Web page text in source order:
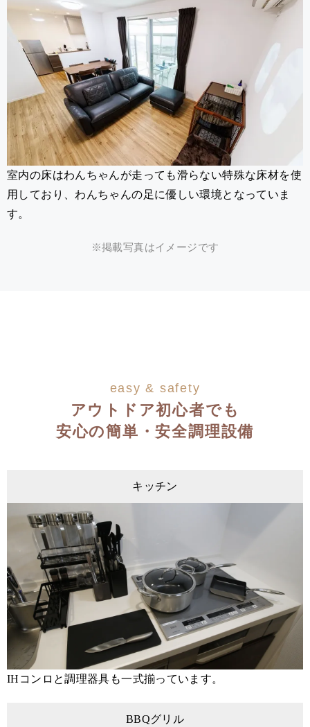
室内の床はわんちゃんが走っても滑らない特殊な床材を使
用しており、わんちゃんの足に優しい環境となっていま
す。
※掲載写真はイメージです
easy & safety
アウトドア初心者でも
安心の簡単・安全調理設備
キッチン
IHコンロと調理器具も一式揃っています。
BBQグリル